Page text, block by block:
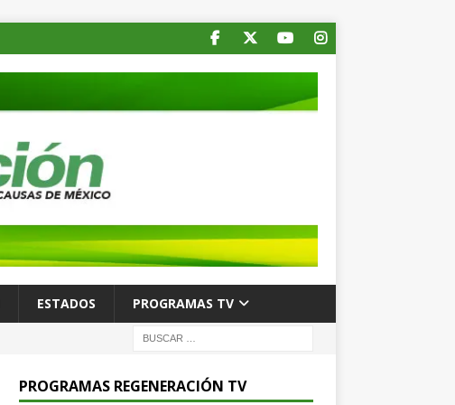
ESTADOS PROGRAMAS TV
PROGRAMAS REGENERACIÓN TV